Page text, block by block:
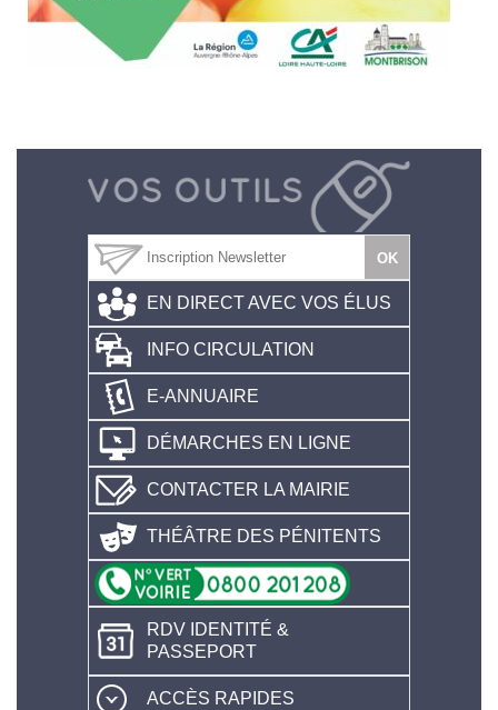
EN DIRECT AVEC VOS ÉLUS
INFO CIRCULATION
E-ANNUAIRE
DÉMARCHES EN LIGNE
CONTACTER LA MAIRIE
THÉÂTRE DES PÉNITENTS
RDV IDENTITÉ &
PASSEPORT
ACCÈS RAPIDES